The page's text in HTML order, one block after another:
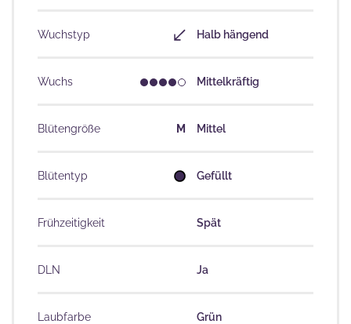
Wuchstyp Halb hängend
Wuchs Mittelkräftig
Blütengröße M Mittel
Blütentyp Gefüllt
Frühzeitigkeit Spät
DLN Ja
Laubfarbe Grün